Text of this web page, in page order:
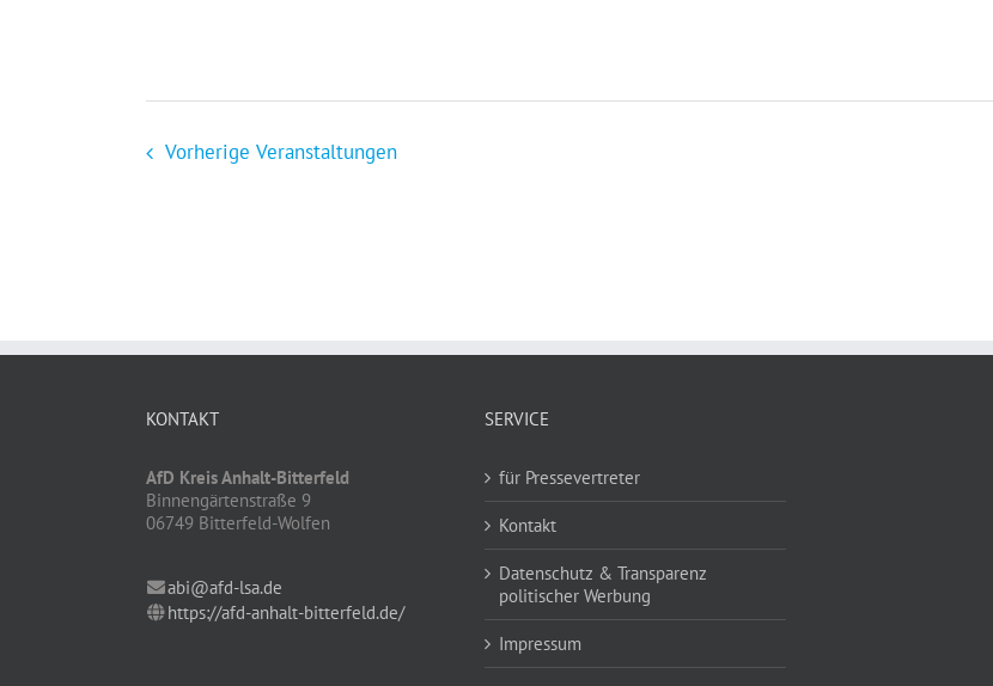
Vorherige Veranstaltungen
KONTAKT
AfD Kreis Anhalt-Bitterfeld
Binnengärtenstraße 9
06749 Bitterfeld-Wolfen
abi@afd-lsa.de
https://afd-anhalt-bitterfeld.de/
SERVICE
für Pressevertreter
Kontakt
Datenschutz & Transparenz
politischer Werbung
Impressum